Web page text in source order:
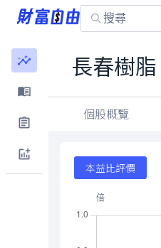
長春樹脂
個股概覽
本益比評價